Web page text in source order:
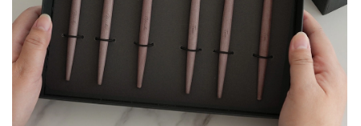
※製造上の特性により、サイズや形状が各々多少異なります。
※電報（メッセージカード）はご注文頂いたあとすぐ製作に入りま
す。メッセージの変更はできません。